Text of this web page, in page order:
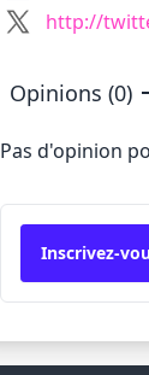
http://
Opinions (0)
Pas d'opinion
Inscrivez-